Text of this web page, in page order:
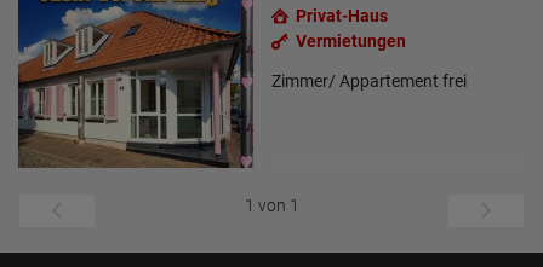
Privat-Haus
Vermietungen
Zimmer/ Appartement frei
1 von 1